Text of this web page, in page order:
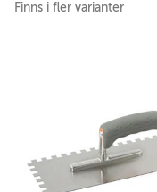
Finns i fler varianter